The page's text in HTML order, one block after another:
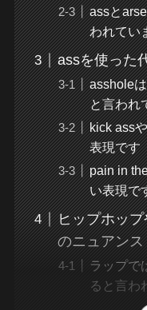
assと
われてい
assを使った
asshole
と言われ
kick ass
表現です
pain in
い表現で
ヒップホッ
のニュアンス
ラップで
ると言わ